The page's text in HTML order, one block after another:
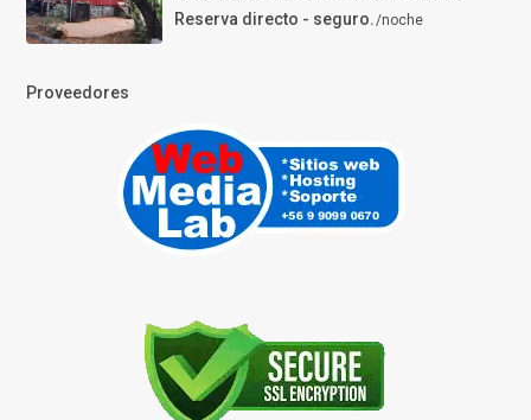
Reserva directo - seguro./noche
Proveedores